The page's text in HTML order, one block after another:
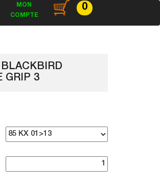
MON
COMPTE
0
GRIP 3